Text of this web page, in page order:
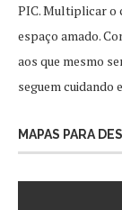
PIC. Multiplicar o
espaço amado.
aos que mesmo
seguem
MAPAS PARA